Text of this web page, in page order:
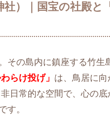
社）｜国宝の社殿と
その島内に鎮座する竹生
わらけ投げ」 は、鳥居に
日常的な空間で、心の
す。